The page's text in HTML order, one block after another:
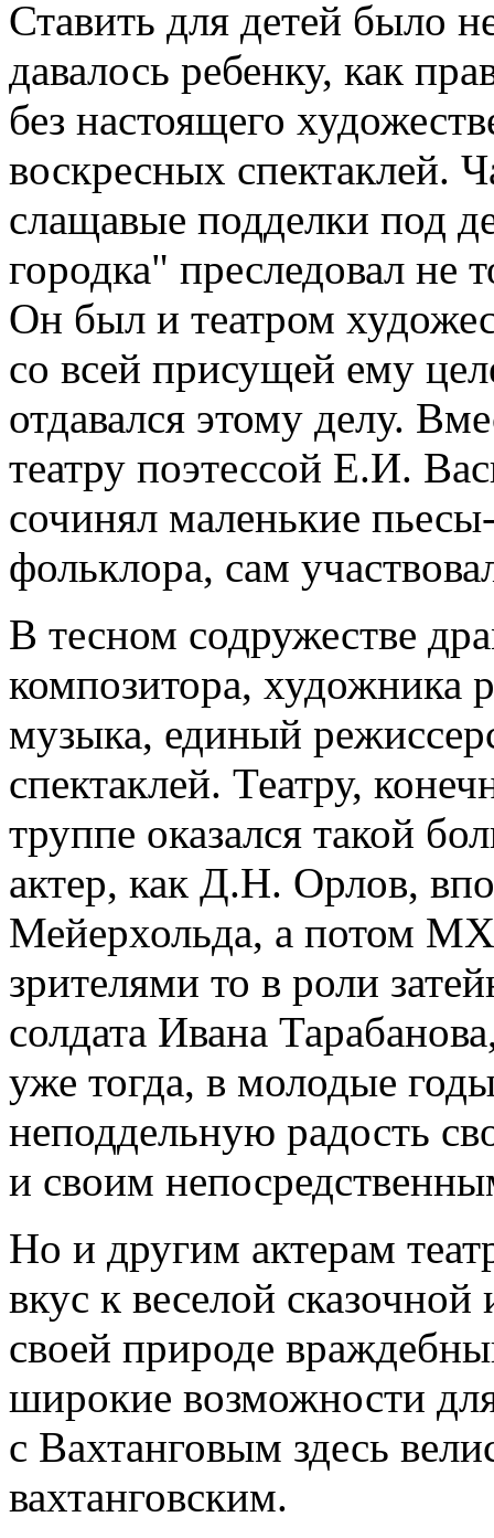
Ставить для детей было
давалось ребенку, как
без настоящего
воскресных спектаклей.
слащавые подделки под
городка" преследовал не
Он был и театром
со всей присущей ему
отдавался этому делу.
театру поэтессой Е.И.
сочинял маленькие
фольклора, сам
В тесном содружестве
композитора, художника
музыка, единый
спектаклей. Театру,
труппе оказался такой
актер, как Д.Н. Орлов,
Мейерхольда, а потом
зрителями то в роли
солдата Ивана
уже тогда, в молодые
неподдельную радость
и своим
Но и другим актерам
вкус к веселой
своей природе
широкие возможности
с Вахтанговым здесь
вахтанговским.